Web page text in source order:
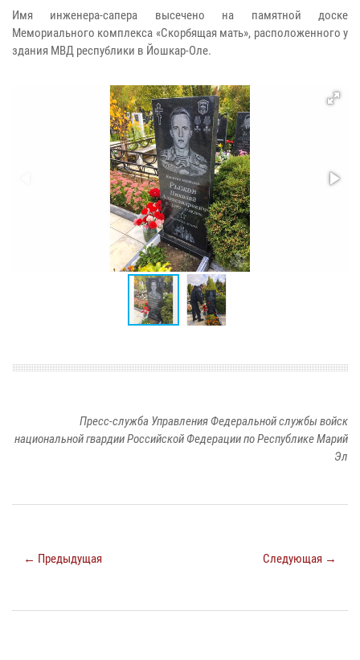
Имя инженера-сапера высечено на памятной доске
Мемориального комплекса «Скорбящая мать», расположенного у
здания МВД республики в Йошкар-Оле.
Пресс-служба Управления Федеральной службы войск
национальной гвардии Российской Федерации по Республике Марий
Эл
← Предыдущая Следующая →